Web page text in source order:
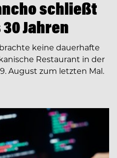
schließt
Jahren
keine dauerhafte
Restaurant in der
August zum letzten Mal.